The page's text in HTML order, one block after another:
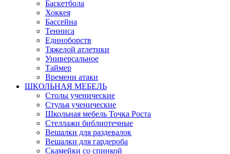
Баскетбола
Хоккея
Бассейна
Тенниса
Единоборств
Тяжелой атлетики
Универсальное
Таймер
Времени атаки
ШКОЛЬНАЯ МЕБЕЛЬ
Столы ученические
Стулья ученические
Школьная мебель Точка Роста
Стеллажи библиотечные
Вешалки для раздевалок
Вешалки для гардероба
Скамейки со спинкой